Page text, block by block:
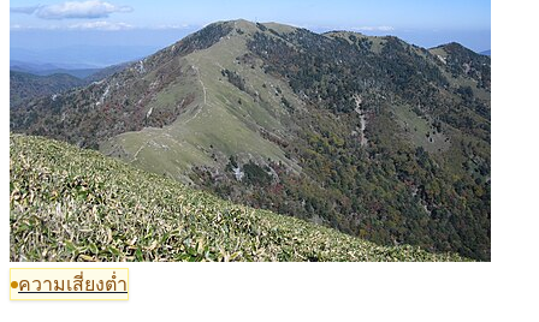
ความเสี่ยงต่ำ